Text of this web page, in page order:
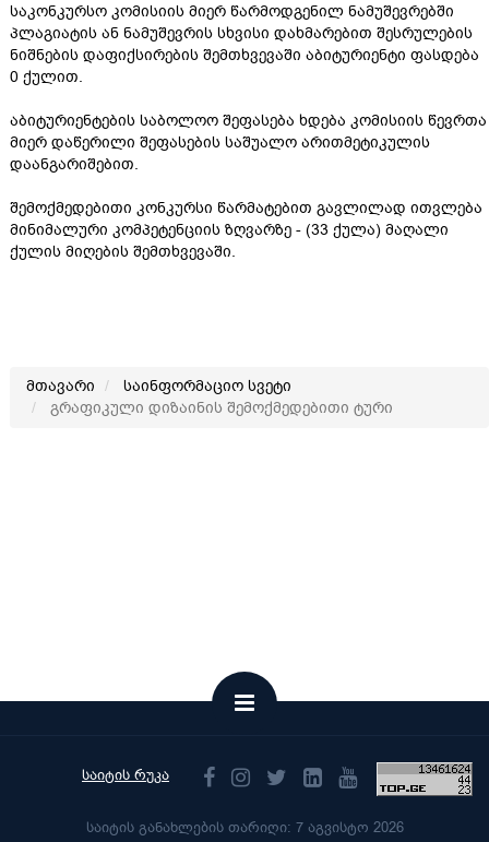
საკონკურსო კომისიის მიერ წარმოდგენილ ნამუშევრებში
პლაგიატის ან ნამუშევრის სხვისი დახმარებით შესრულების
ნიშნების დაფიქსირების შემთხვევაში აბიტურიენტი ფასდება
0 ქულით.
აბიტურიენტების საბოლოო შეფასება ხდება კომისიის წევრთა
მიერ დაწერილი შეფასების საშუალო არითმეტიკულის
დაანგარიშებით.
შემოქმედებითი კონკურსი წარმატებით გავლილად ითვლება
მინიმალური კომპეტენციის ზღვარზე - (33 ქულა) მაღალი
ქულის მიღების შემთხვევაში.
მთავარი
საინფორმაციო სვეტი
გრაფიკული დიზაინის შემოქმედებითი ტური
საიტის რუკა
საიტის განახლების თარიღი: 7 აგვისტო 2026